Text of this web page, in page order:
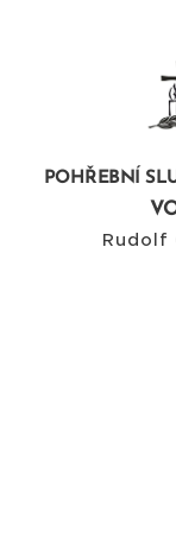
POHŘEBNÍ
Rudolf